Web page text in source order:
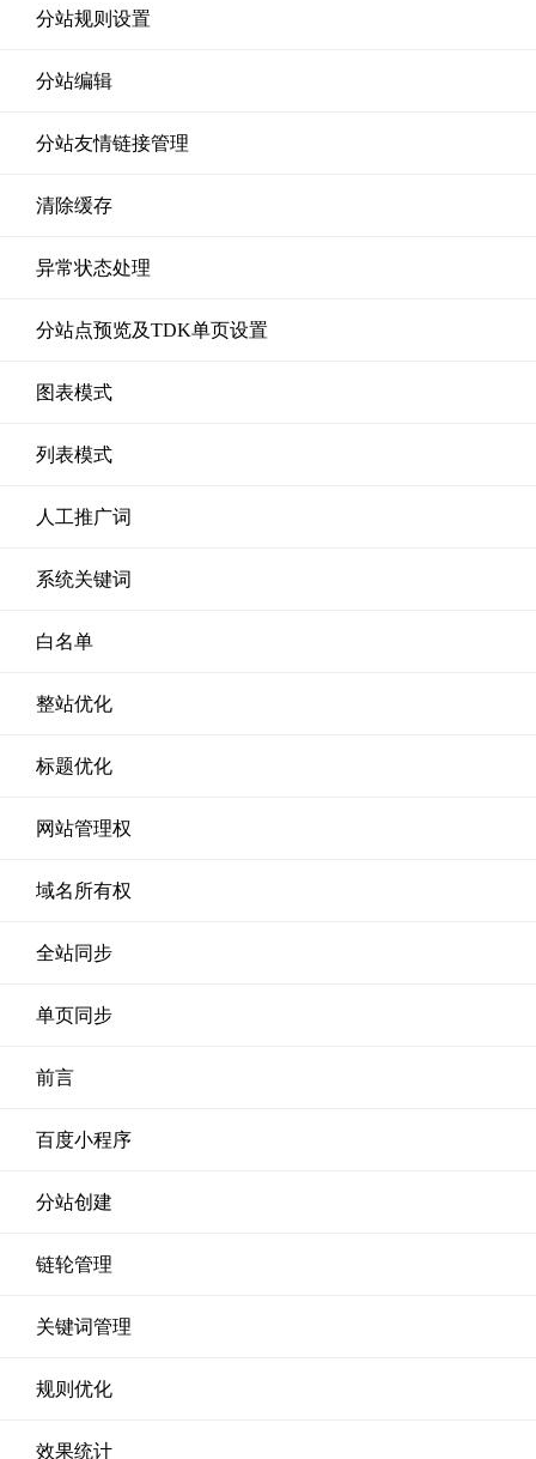
分站规则设置
分站编辑
分站友情链接管理
清除缓存
异常状态处理
分站点预览及TDK单页设置
图表模式
列表模式
人工推广词
系统关键词
白名单
整站优化
标题优化
网站管理权
域名所有权
全站同步
单页同步
前言
百度小程序
分站创建
链轮管理
关键词管理
规则优化
效果统计